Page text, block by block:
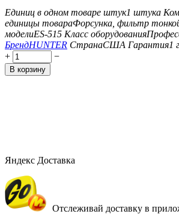
Единиц в одном товаре штук1 штука
единицы товараФорсунка, фильтр
моделиES-515 Класс оборудования
БрендHUNTER СтранаСША Гарантия1
+
−
В корзину
Яндекс Доставка
Отслеживай доставку в